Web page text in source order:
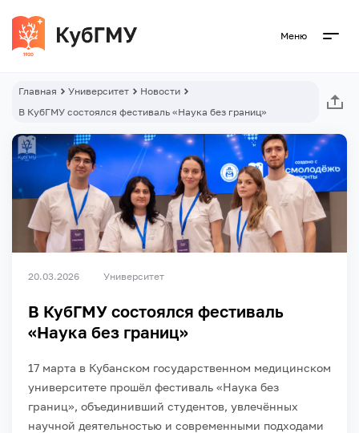
Меню
Главная Университет
Новости
В КубГМУ состоялся фестиваль «Наука без границ»
20.03.2026 Университет
В КубГМУ состоялся фестиваль
«Наука без границ»
17 марта в Кубанском государственном медицинском
университете прошёл фестиваль «Наука без
границ», объединивший студентов, увлечённых
научной деятельностью и современными подходами